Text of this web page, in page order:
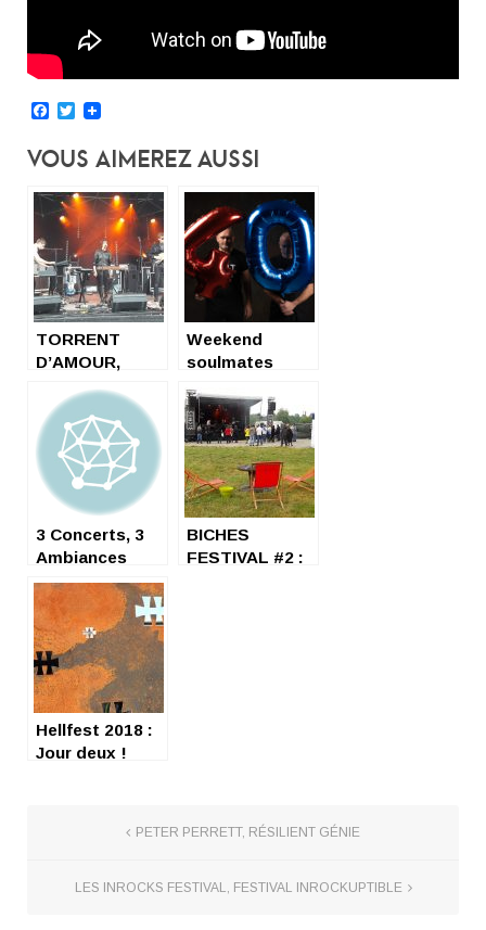
Facebook
Twitter
Vous Aimerez Aussi
TORRENT
D’AMOUR,
NORMANDE
Weekend
soulmates
3 Concerts, 3
Ambiances
BICHES
FESTIVAL #2 :
Hellfest 2018 :
Jour deux !
PETER PERRETT, RÉSILIENT GÉNIE
LES INROCKS FESTIVAL, FESTIVAL INROCKUPTIBLE